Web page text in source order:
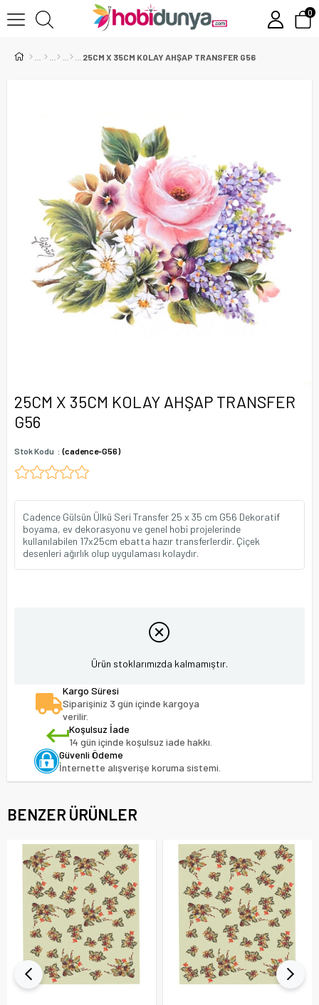
0
25CM X 35CM KOLAY AHŞAP TRANSFER G56
25CM X 35CM KOLAY AHŞAP TRANSFER
G56
Stok Kodu (cadence-G56)
Cadence Gülsün Ülkü Seri Transfer 25 x 35 cm G56 Dekoratif
boyama, ev dekorasyonu ve genel hobi projelerinde
kullanılabilen 17x25cm ebatta hazır transferlerdir. Çiçek
desenleri ağırlık olup uygulaması kolaydır.
Ürün stoklarımızda kalmamıştır.
Kargo Süresi
Siparişiniz 3 gün içinde kargoya
verilir.
Koşulsuz İade
14 gün içinde koşulsuz iade hakkı.
Güvenli Ödeme
İnternette alışverişe koruma sistemi.
BENZER ÜRÜNLER